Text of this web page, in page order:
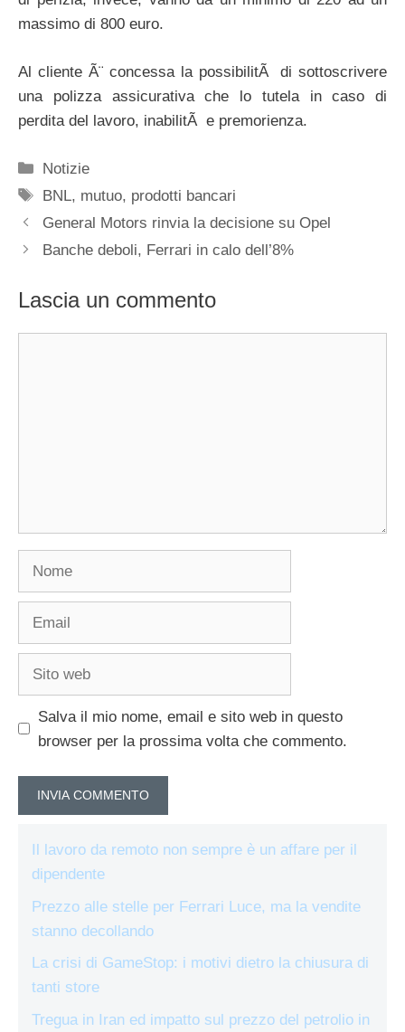
massimo di 800 euro.
Al cliente Ã¨ concessa la possibilitÃ di sottoscrivere
una polizza assicurativa che lo tutela in caso di
perdita del lavoro, inabilitÃ e premorienza.
Categorie
Notizie
Tag
BNL, mutuo, prodotti bancari
General Motors rinvia la decisione su Opel
Banche deboli, Ferrari in calo dell’8%
Lascia un commento
Salva il mio nome, email e sito web in questo
browser per la prossima volta che commento.
Il lavoro da remoto non sempre è un affare per il
dipendente
Prezzo alle stelle per Ferrari Luce, ma la vendite
stanno decollando
La crisi di GameStop: i motivi dietro la chiusura di
tanti store
Tregua in Iran ed impatto sul prezzo del petrolio in